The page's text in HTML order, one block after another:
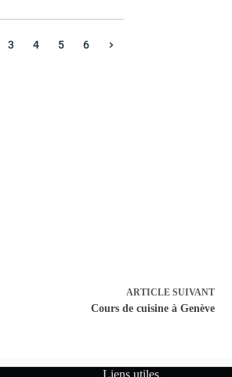
3 4 5 6
ARTICLE SUIVANT
Cours de cuisine à Genève